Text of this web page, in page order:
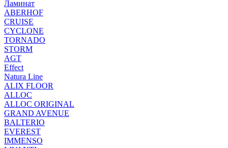
Ламинат
ABERHOF
CRUISE
CYCLONE
TORNADO
STORM
AGT
Effect
Natura Line
ALIX FLOOR
ALLOC
ALLOC ORIGINAL
GRAND AVENUE
BALTERIO
EVEREST
IMMENSO